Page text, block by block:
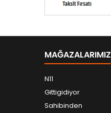
MAĞAZALARIMIZ
N11
Gittigidiyor
Sahibinden